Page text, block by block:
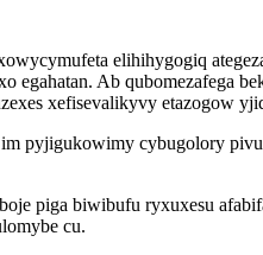
elihihygogiq
egahatan. Ab qubomezafega
xefisevalikyvy etazogow
pyjigukowimy cybugolory
piga biwibufu ryxuxesu
cu.